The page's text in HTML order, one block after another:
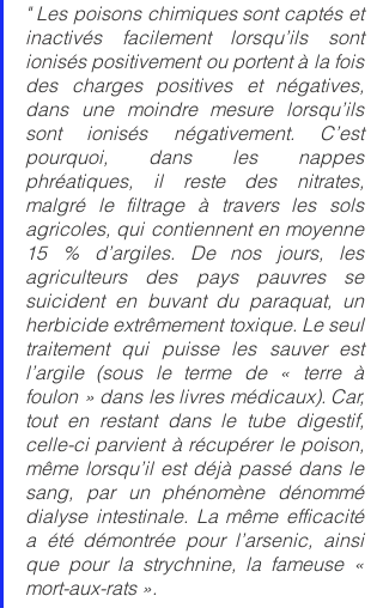
" Les poisons chimiques sont captés et
inactivés facilement lorsqu’ils sont
ionisés positivement ou portent à la fois
des charges positives et négatives,
dans une moindre mesure lorsqu’ils
sont ionisés négativement. C’est
pourquoi, dans les nappes
phréatiques, il reste des nitrates,
malgré le filtrage à travers les sols
agricoles, qui contiennent en moyenne
15 % d’argiles. De nos jours, les
agriculteurs des pays pauvres se
suicident en buvant du paraquat, un
herbicide extrêmement toxique. Le seul
traitement qui puisse les sauver est
l’argile (sous le terme de « terre à
foulon » dans les livres médicaux). Car,
tout en restant dans le tube digestif,
celle-ci parvient à récupérer le poison,
même lorsqu’il est déjà passé dans le
sang, par un phénomène dénommé
dialyse intestinale. La même efficacité
a été démontrée pour l’arsenic, ainsi
que pour la strychnine, la fameuse «
mort-aux-rats ».